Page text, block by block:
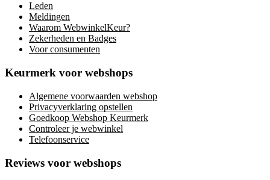
Leden
Meldingen
Waarom WebwinkelKeur?
Zekerheden en Badges
Voor consumenten
Keurmerk voor webshops
Algemene voorwaarden webshop
Privacyverklaring opstellen
Goedkoop Webshop Keurmerk
Controleer je webwinkel
Telefoonservice
Reviews voor webshops